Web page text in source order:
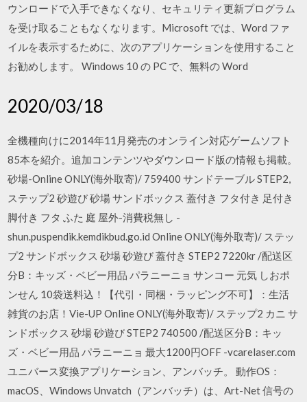
ウンロードで入手できなくなり、セキュリティ更新プログラム
を受け取ることもなくなります。Microsoft では、Word ファ
イルを表示するために、次のアプリケーションを使用すること
お勧めします。 Windows 10 の PC で、無料の Word
2020/03/18
全機種向けに2014年11月発売のオンライン対応ゲームソフト
85本を紹介。追加コンテンツやダウンロード版の情報も掲載。
砂場-Online ONLY(海外取寄)/ 759400 サンドテーブル STEP2,
ステップ2 砂遊び 砂場 サンドボックス 蓋付き フタ付き 足付き
脚付き フタ ふた 庭 屋外-消費税無し -
shun.puspendik.kemdikbud.go.id Online ONLY(海外取寄)/ ステッ
プ2 サンドボックス 砂場 砂遊び 蓋付き STEP2 7220kr /配送区
分B：キッズ・ベビー用品 パラニーニョ サンコー 元気 しおポ
ンせん 10袋送料込！【代引・同梱・ラッピング不可】：生活
雑貨のお店！Vie-UP Online ONLY(海外取寄)/ ステップ2 カニ サ
ンドボックス 砂場 砂遊び STEP2 740500 /配送区分B：キッ
ズ・ベビー用品 パラニーニョ 最大1200円OFF -vcarelaser.com
ユニバース変換アプリケーション、アンバッチ。 動作OS：
macOS、Windows Unvatch（アンバッチ）は、Art-Net 信号の